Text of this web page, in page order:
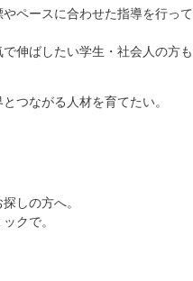
ペースに合わせた指導を行って
伸ばしたい学生・社会人の方も
つながる人材を育てたい。
しの方へ。
クで。